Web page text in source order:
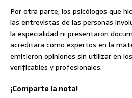
Por otra parte, los psicólogos que
las entrevistas de las personas
la especialidad ni presentaron
acreditara como expertos en la
emitieron opiniones sin utilizar en
verificables y profesionales.
¡Comparte la nota!